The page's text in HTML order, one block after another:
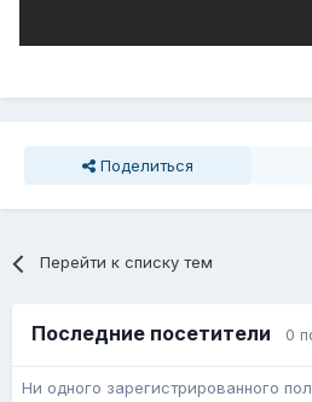
Поделиться
Перейти к списку тем
Последние посетители 0
Ни одного зарегистрированного